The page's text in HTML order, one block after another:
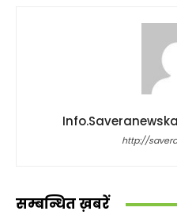
http://
सम्बन्धित ख़बरें